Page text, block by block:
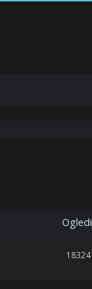
Ogledi
18324